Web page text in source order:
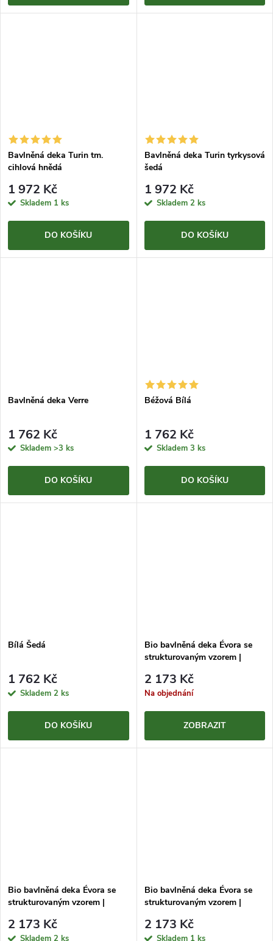
Bavlněná deka Turin tm.
cihlová hnědá
1 972 Kč
Skladem 1 ks
DO KOŠÍKU
Bavlněná deka Turin tyrkysová
šedá
1 972 Kč
Skladem 2 ks
DO KOŠÍKU
Bavlněná deka Verre
1 762 Kč
Skladem >3 ks
DO KOŠÍKU
Béžová Bílá
1 762 Kč
Skladem 3 ks
DO KOŠÍKU
Bílá Šedá
1 762 Kč
Skladem 2 ks
DO KOŠÍKU
Bio bavlněná deka Évora se
strukturovaným vzorem |
2 173 Kč
Na objednání
ZOBRAZIT
Bio bavlněná deka Évora se
strukturovaným vzorem |
2 173 Kč
Skladem 2 ks
Bio bavlněná deka Évora se
strukturovaným vzorem |
2 173 Kč
Skladem 1 ks